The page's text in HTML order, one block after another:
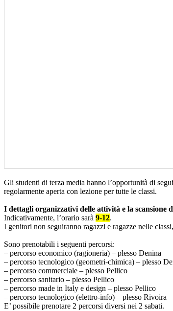
Gli studenti di terza media hanno l’opportunità di
regolarmente aperta con lezione per tutte le classi.
I dettagli organizzativi delle attività e la scansione
Indicativamente, l’orario sarà 9-12.
I genitori non seguiranno ragazzi e ragazze nelle
Sono prenotabili i seguenti percorsi:
– percorso economico (ragioneria) – plesso Denina
– percorso tecnologico (geometri-chimica) – plesso
– percorso commerciale – plesso Pellico
– percorso sanitario – plesso Pellico
– percorso made in Italy e design – plesso Pellico
– percorso tecnologico (elettro-info) – plesso Rivoira
E’ possibile prenotare 2 percorsi diversi nei 2 sabati.